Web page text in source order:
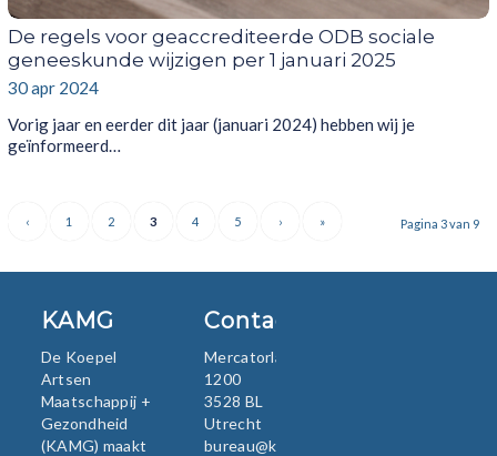
De regels voor geaccrediteerde ODB sociale
geneeskunde wijzigen per 1 januari 2025
30 apr 2024
Vorig jaar en eerder dit jaar (januari 2024) hebben wij je
geïnformeerd…
Pagina 3 van 9
‹ 1 2 3 4 5 › »
KAMG
De Koepel
Artsen
Maatschappij +
Gezondheid
(KAMG) maakt
Contact
Mercatorlaan
1200
3528 BL
Utrecht
bureau@kamg.nl